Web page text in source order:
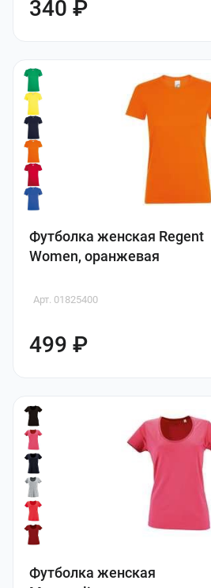
340 ₽
Футболка женская Regent
Women, оранжевая
Арт. 01825400
499 ₽
Футболка женская